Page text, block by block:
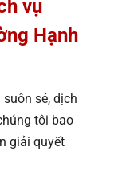
vụ
Hạnh
sẻ, dịch
tôi bao
giải quyết